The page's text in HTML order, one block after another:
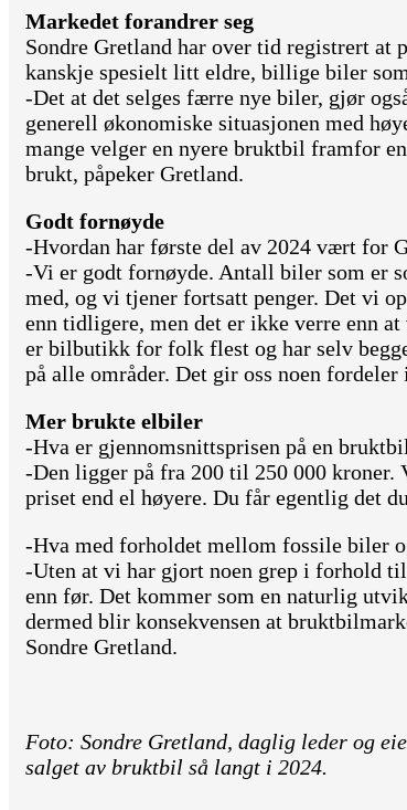
Markedet forandrer seg
Sondre Gretland har over tid registrert at
kanskje spesielt litt eldre, billige biler
-Det at det selges færre nye biler, gjør
generell økonomiske situasjonen med
mange velger en nyere bruktbil framfor
brukt, påpeker Gretland.
Godt fornøyde
-Hvordan har første del av 2024 vært for
-Vi er godt fornøyde. Antall biler som er
med, og vi tjener fortsatt penger. Det vi
enn tidligere, men det er ikke verre enn
er bilbutikk for folk flest og har selv
på alle områder. Det gir oss noen fordeler
Mer brukte elbiler
-Hva er gjennomsnittsprisen på en
-Den ligger på fra 200 til 250 000
priset end el høyere. Du får egentlig det
-Hva med forholdet mellom fossile biler
-Uten at vi har gjort noen grep i forhold
enn før. Det kommer som en naturlig
dermed blir konsekvensen at
Sondre Gretland.
Foto: Sondre Gretland, daglig leder og
salget av bruktbil så langt i 2024.